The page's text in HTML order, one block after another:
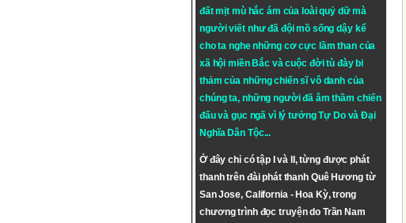
đất mịt mù hắc ám của loài quỷ dữ mà
người viết như đã đội mồ sống dậy kể
cho ta nghe những cơ cực lầm than của
xã hội miền Bắc và cuộc đời tù đày bi
thảm của những chiến sĩ vô danh của
chúng ta, những người đã âm thầm chiến
đấu và gục ngã vì lý tưởngTự DovàĐại
Nghĩa Dân Tộc...
Ở đây chỉ có tập I và II, từng được phát
thanh trên đài phát thanh Quê Hương từ
San Jose, California - Hoa Kỳ, trong
chương trình đọc truyện do Trần Nam